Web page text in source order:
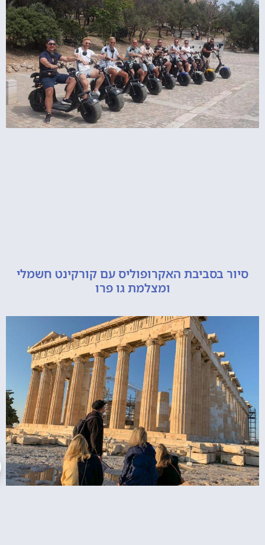
בסביבת האקרופוליס עם קורקינט חשמלי
ומצלמת גו פרו